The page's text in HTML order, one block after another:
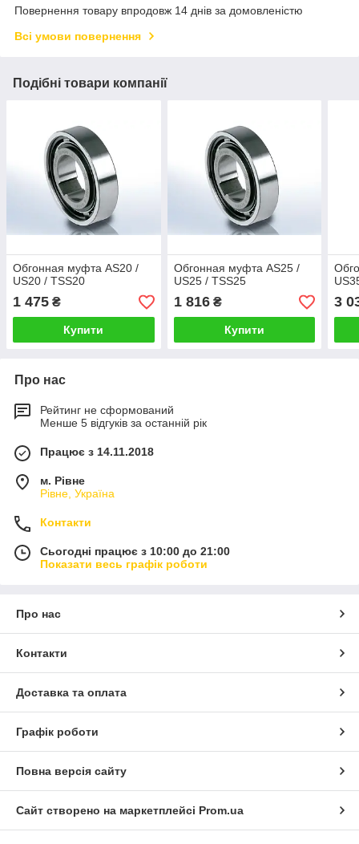
Повернення товару впродовж 14 днів за домовленістю
Всі умови повернення
Подібні товари компанії
Обгонная муфта AS20 /
US20 / TSS20
1 475 ₴
Купити
Обгонная муфта AS25 /
US25 / TSS25
1 816₴
Купити
3
Про нас
Рейтинг не сформований
Менше 5 відгуків за останній рік
Працює з 14.11.2018
м. Рівне
Рівне, Україна
Контакти
Сьогодні працює з 10:00 до 21:00
Показати весь графік роботи
Про нас
Контакти
Доставка та оплата
Графік роботи
Повна версія сайту
Сайт створено на маркетплейсі Prom.ua